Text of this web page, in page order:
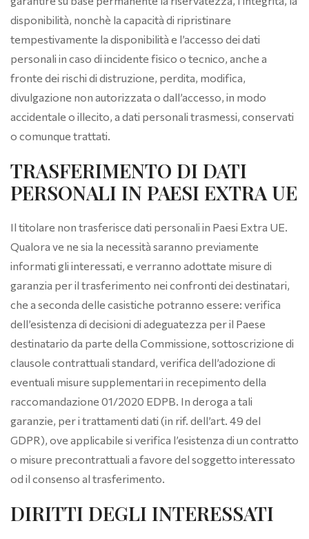
disponibilità, nonchè la capacità di ripristinare
tempestivamente la disponibilità e l’accesso dei dati
personali in caso di incidente fisico o tecnico, anche a
fronte dei rischi di distruzione, perdita, modifica,
divulgazione non autorizzata o dall’accesso, in modo
accidentale o illecito, a dati personali trasmessi, conservati
o comunque trattati.
TRASFERIMENTO DI DATI
PERSONALI IN PAESI EXTRA UE
Il titolare non trasferisce dati personali in Paesi Extra UE.
Qualora ve ne sia la necessità saranno previamente
informati gli interessati, e verranno adottate misure di
garanzia per il trasferimento nei confronti dei destinatari,
che a seconda delle casistiche potranno essere: verifica
dell’esistenza di decisioni di adeguatezza per il Paese
destinatario da parte della Commissione, sottoscrizione di
clausole contrattuali standard, verifica dell’adozione di
eventuali misure supplementari in recepimento della
raccomandazione 01/2020 EDPB. In deroga a tali
garanzie, per i trattamenti dati (in rif. dell’art. 49 del
GDPR), ove applicabile si verifica l’esistenza di un contratto
o misure precontrattuali a favore del soggetto interessato
od il consenso al trasferimento.
DIRITTI DEGLI INTERESSATI